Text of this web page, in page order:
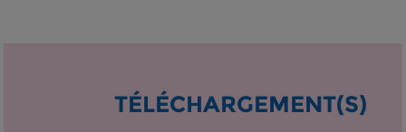
TÉLÉCHARGEMENT(S)